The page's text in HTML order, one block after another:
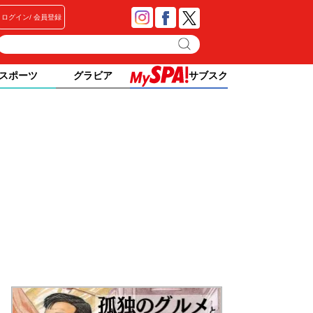
ログイン 会員登録
ポーツ グラビア サブスク